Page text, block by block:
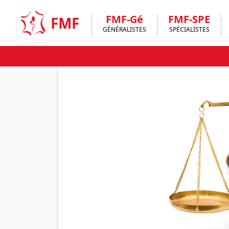
content
FMF FMF-Gé
GÉNÉRALISTES
FMF-SPE
SPÉCIALISTES